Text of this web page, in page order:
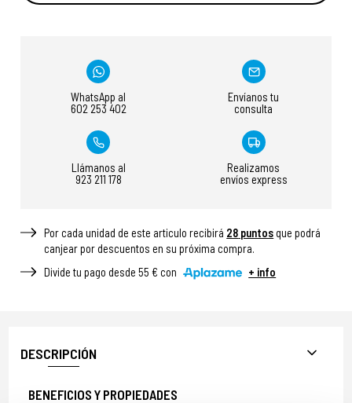
WhatsApp al
602 253 402
Envíanos tu
consulta
Llámanos al
923 211 178
Realizamos
envíos express
Por cada unidad de este articulo recibirá 28 puntos que podrá
canjear por descuentos en su próxima compra.
Divide tu pago desde 55 € con
+ info
DESCRIPCIÓN
BENEFICIOS Y PROPIEDADES